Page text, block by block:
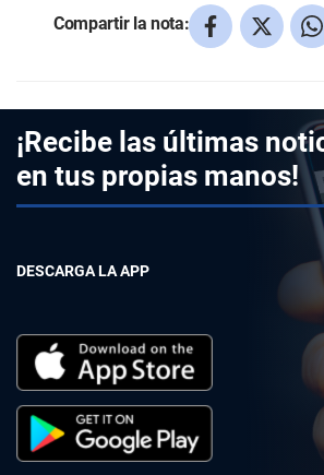
Compartir la nota:
¡Recibe las últimas
en tus propias manos!
DESCARGA LA APP